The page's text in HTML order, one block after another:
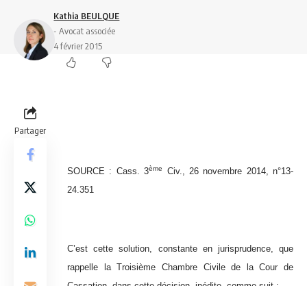
Kathia BEULQUE
- Avocat associée
4 février 2015
Partager
SOURCE : Cass. 3ème
Civ., 26 novembre 2014, n°13-
24.351
C’est cette solution, constante en jurisprudence, que
rappelle la Troisième Chambre Civile de la Cour de